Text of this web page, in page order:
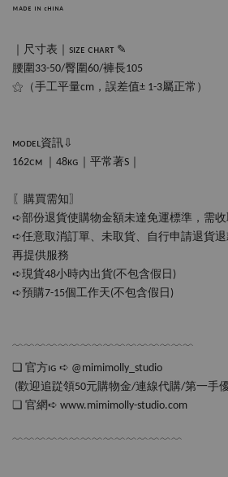
ᴹᴬᴰᴱ ᴵᴺ ᶜᴴᴵᴺᴬ
｜尺寸表｜sɪᴢᴇ ᴄʜᴀʀᴛ ✎
腰圍33-50/臀圍60/褲長105
⚝（手工平量cm，誤差值± 1-3屬正常）
ᴍᴏᴅᴇʟ資訊⇩
162ᴄᴍ ｜48ᴋɢ｜平常著S｜
〖購買需知〗
➪部份退貨使購物金額未達免運標準，需
➪任意取消訂單、未取貨、自行申請退貨
再提供服務
➪現貨48小時內出貨(不包含假日)
➪預購7-15個工作天(不包含假日‪‪)
﹋﹋﹋﹋﹋﹋﹋﹋﹋﹋﹋﹋﹋﹋﹋﹋
❏ 官方ɪɢ ➪ @mimimolly_studio
(歡迎追踨領50元購物金/連線代購/第一手
❏ 官網➪ www.mimimolly-studio.com
﹋﹋﹋﹋﹋﹋﹋﹋﹋﹋﹋﹋﹋﹋﹋